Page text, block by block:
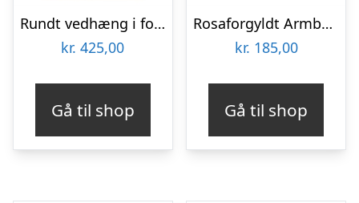
Rundt vedhæng i forgyldt Sølv 16 mm – Mulighed for gravering
kr. 425,00
Gå til shop
Rosaforgyldt Armbånd med Ring og Zirkonia – Mulighed for gravering
kr. 185,00
Gå til shop